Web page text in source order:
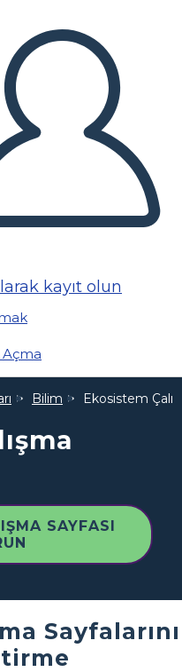
kayıt olun
Bilim Ekosistem
SAYFASI
Sayfalarını